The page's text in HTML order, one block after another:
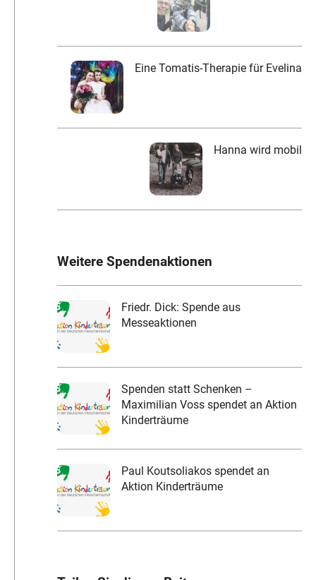
Eine Tomatis-Therapie für Evelina
Hanna wird mobil
Weitere Spendenaktionen
Friedr. Dick: Spende aus
Messeaktionen
Spenden statt Schenken –
Maximilian Voss spendet an Aktion
Kinderträume
Paul Koutsoliakos spendet an
Aktion Kinderträume